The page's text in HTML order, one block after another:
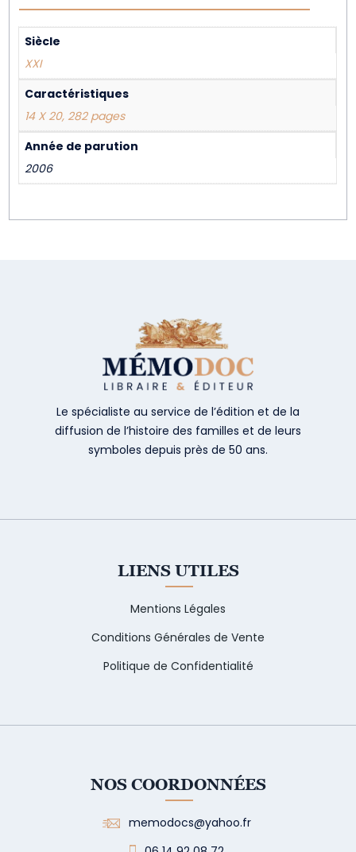
Siècle
XXI
Caractéristiques
14 X 20, 282 pages
Année de parution
2006
Le spécialiste au service de l’édition et de la
diffusion de l’histoire des familles et de leurs
symboles depuis près de 50 ans.
LIENS UTILES
Mentions Légales
Conditions Générales de Vente
Politique de Confidentialité
NOS COORDONNÉES
memodocs@yahoo.fr